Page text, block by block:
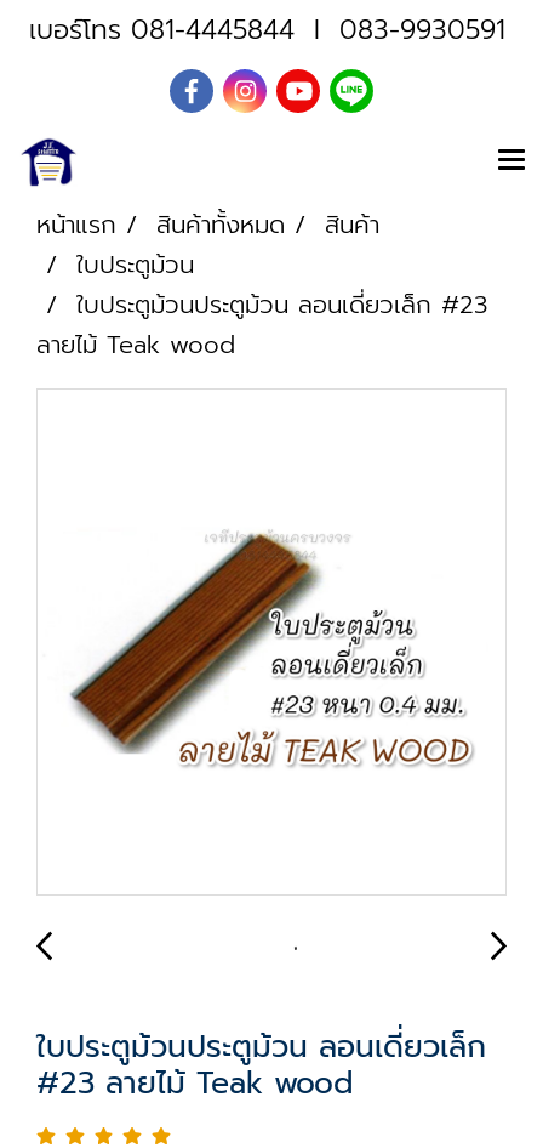
เบอร์โทร 081-4445844I 083-9930591
หน้าแรก สินค้าทั้งหมด
สินค้า
ใบประตูม้วน
ใบประตูม้วนประตูม้วน ลอนเดี่ยวเล็ก #23
ลายไม้ Teak wood
ใบประตูม้วนประตูม้วน ลอนเดี่ยวเล็ก
#23 ลายไม้ Teak wood